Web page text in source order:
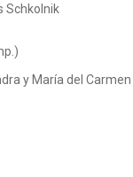
Schkolnik
y María del Carmen